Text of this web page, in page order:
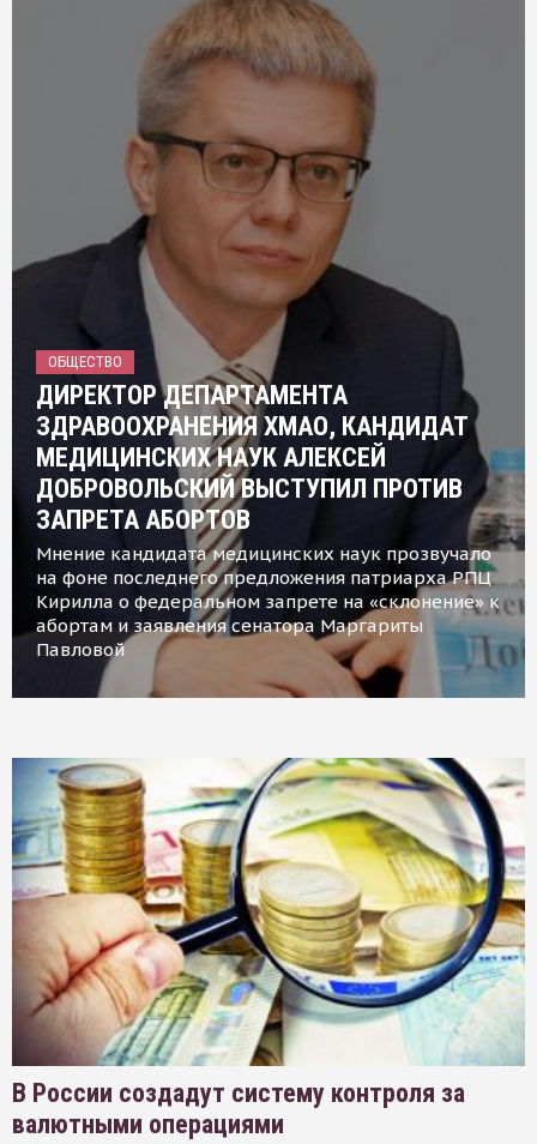
ОБЩЕСТВО
ДИРЕКТОР ДЕПАРТАМЕНТА
ЗДРАВООХРАНЕНИЯ ХМАО, КАНДИДАТ
МЕДИЦИНСКИХ НАУК АЛЕКСЕЙ
ДОБРОВОЛЬСКИЙ ВЫСТУПИЛ ПРОТИВ
ЗАПРЕТА АБОРТОВ
Мнение кандидата медицинских наук прозвучало
на фоне последнего предложения патриарха РПЦ
Кирилла о федеральном запрете на «склонение» к
абортам и заявления сенатора Маргариты
Павловой
В России создадут систему контроля за
валютными операциями